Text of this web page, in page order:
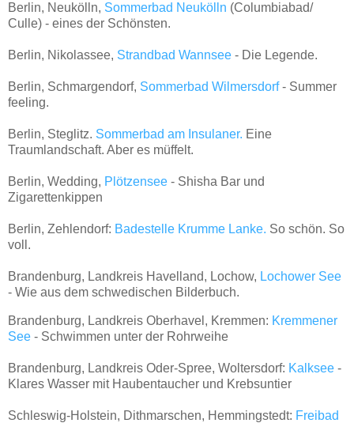
Berlin, Neukölln, Sommerbad Neukölln (Columbiabad/
Culle) - eines der Schönsten.
Berlin, Nikolassee, Strandbad Wannsee - Die Legende.
Berlin, Schmargendorf, Sommerbad Wilmersdorf- Summer
feeling.
Berlin, Steglitz. Sommerbad am Insulaner. Eine
Traumlandschaft. Aber es müffelt.
Berlin, Wedding, Plötzensee - Shisha Bar und
Zigarettenkippen
Berlin, Zehlendorf: Badestelle Krumme Lanke. So schön. So
voll.
Brandenburg, Landkreis Havelland, Lochow, Lochower See
- Wie aus dem schwedischen Bilderbuch.
Brandenburg, Landkreis Oberhavel, Kremmen: Kremmener
See - Schwimmen unter der Rohrweihe
Brandenburg, Landkreis Oder-Spree, Woltersdorf: Kalksee -
Klares Wasser mit Haubentaucher und Krebsuntier
Schleswig-Holstein, Dithmarschen, Hemmingstedt: Freibad